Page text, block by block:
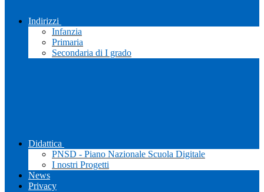
Indirizzi
Infanzia
Primaria
Secondaria di I grado
Didattica
PNSD - Piano Nazionale Scuola Digitale
I nostri Progetti
News
Privacy